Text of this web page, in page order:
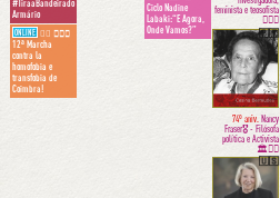
#TiraaBandeirado
Armário
ONLINE 🏳️‍🌈 ✊🏾🌈
12ª Marcha
contra la
homofobia e
transfobia de
Coimbra!
Ciclo Nadine
Labaki:“E Agora,
Onde Vamos?”
feminista e teosofista
👩🏻‍⚕️
🇵🇹
74º aniv. Nancy
Fraser🎖 - Filósofa
política e Activista
🏛✊🏼
🇺🇸